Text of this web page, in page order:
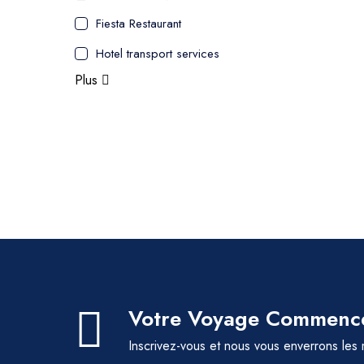
Fiesta Restaurant
Hotel transport services
Plus
Votre Voyage
Inscrivez-vous et nous vous enverrons les